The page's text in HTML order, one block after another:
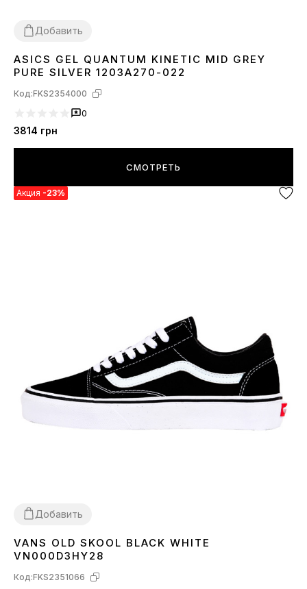
Добавить
36 37383940 41 424445
ASICS GEL QUANTUM KINETIC MID GREY
PURE SILVER 1203A270-022
Код:FKS2354000
0
3814 грн
СМОТРЕТЬ
Акция -23%
Добавить
3637 383940414243 44 45
VANS OLD SKOOL BLACK WHITE
VN000D3HY28
Код:FKS2351066